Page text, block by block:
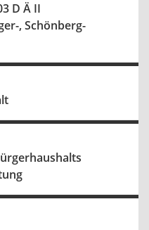
D Ä II
, Schönberg-